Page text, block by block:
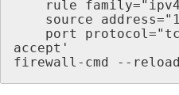
accept'
firewall-cmd --reload